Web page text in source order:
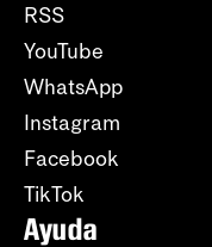
RSS
YouTube
WhatsApp
Instagram
Facebook
TikTok
Ayuda